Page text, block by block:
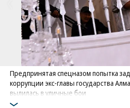
Предпринятая спецназом попытка
коррупции экс-главы государства
вылилась в уличные бои
Фото: AP / Vladimir Voronin